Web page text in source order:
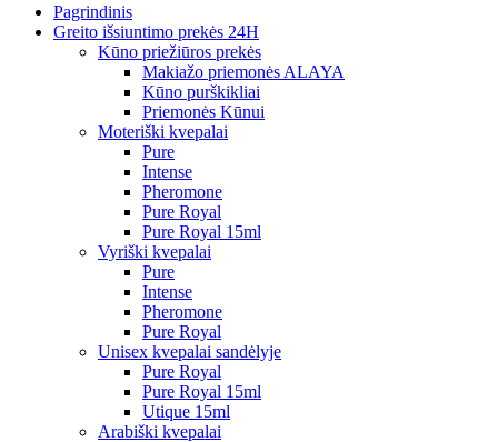
Pagrindinis
Greito išsiuntimo prekės 24H
Kūno priežiūros prekės
Makiažo priemonės ALAYA
Kūno purškikliai
Priemonės Kūnui
Moteriški kvepalai
Pure
Intense
Pheromone
Pure Royal
Pure Royal 15ml
Vyriški kvepalai
Pure
Intense
Pheromone
Pure Royal
Unisex kvepalai sandėlyje
Pure Royal
Pure Royal 15ml
Utique 15ml
Arabiški kvepalai